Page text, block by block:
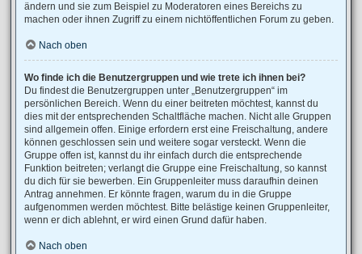
ändern und sie zum Beispiel zu Moderatoren eines Bereichs zu
machen oder ihnen Zugriff zu einem nichtöffentlichen Forum zu geben.
Nach oben
Wo finde ich die Benutzergruppen und wie trete ich ihnen bei?
Du findest die Benutzergruppen unter „Benutzergruppen“ im
persönlichen Bereich. Wenn du einer beitreten möchtest, kannst du
dies mit der entsprechenden Schaltfläche machen. Nicht alle Gruppen
sind allgemein offen. Einige erfordern erst eine Freischaltung, andere
können geschlossen sein und weitere sogar versteckt. Wenn die
Gruppe offen ist, kannst du ihr einfach durch die entsprechende
Funktion beitreten; verlangt die Gruppe eine Freischaltung, so kannst
du dich für sie bewerben. Ein Gruppenleiter muss daraufhin deinen
Antrag annehmen. Er könnte fragen, warum du in die Gruppe
aufgenommen werden möchtest. Bitte belästige keinen Gruppenleiter,
wenn er dich ablehnt, er wird einen Grund dafür haben.
Nach oben